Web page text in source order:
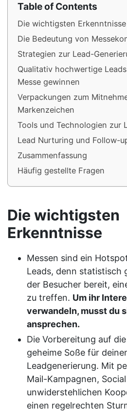
Table of Contents
Die wichtigsten Erkenntnisse
Die Bedeutung von
Strategien zur Lead-
Qualitativ hochwertige
Messe gewinnen
Verpackungen zum
Markenzeichen
Tools und Technologien zur
Lead Nurturing und Follow-
Zusammenfassung
Häufig gestellte Fragen
Die wichtigsten
Erkenntnisse
Messen sind ein
Leads, denn statistisch
der Besucher bereit,
zu treffen. Um ihr
verwandeln, musst du
ansprechen.
Die Vorbereitung auf
geheime Soße für
Leadgenerierung. Mit
Mail-Kampagnen,
unwiderstehlichen
einen regelrechten